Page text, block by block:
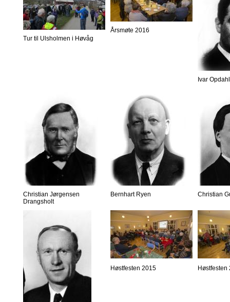
Tur til Ulsholmen i Høvåg
Årsmøte 2016
Ivar Opdahl
Christian Jørgensen
Drangsholt
Bernhart Ryen Christian
Høstfesten 2015 Høstfesten